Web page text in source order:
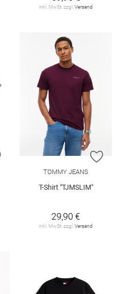
inkl. MwSt. zzgl. Versand
ZUR WUNSCHLISTE HINZUFÜGEN
ZUR
TOMMY JEANS
T-Shirt "TJMSLIM"
29,90 €
inkl. MwSt. zzgl. Versand